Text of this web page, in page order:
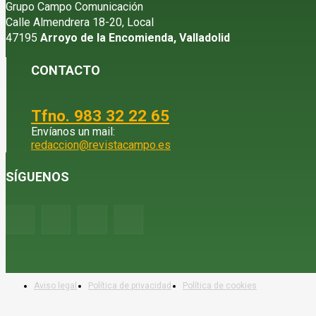
Grupo Campo Comunicación
Calle Almendrera 18-20, Local
47195 Arroyo de la Encomienda, Valladolid
CONTACTO
Tfno. 983 32 22 65
Envíanos un mail:
redaccion@revistacampo.es
SÍGUENOS
Aviso legal Política de privacidad Política de cookies